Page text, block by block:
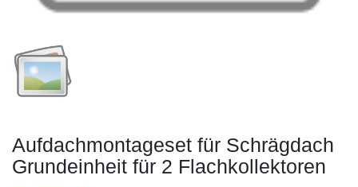
Aufdachmontageset für Schrägdach
Grundeinheit für 2 Flachkollektoren